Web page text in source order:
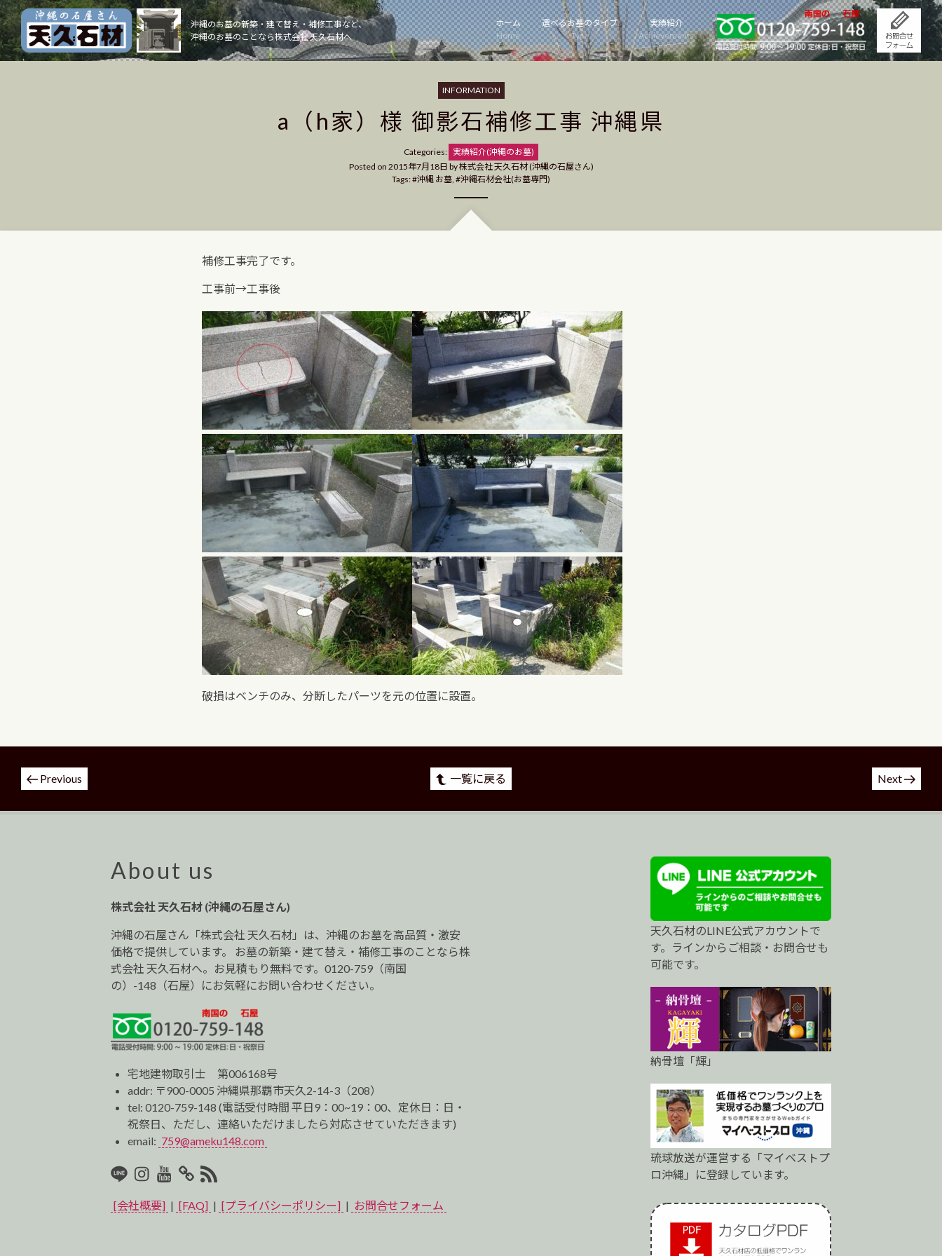
Skip
to
content
沖縄のお墓の新築・建て替え・補修工事など、
沖縄のお墓のことなら株式会社 天久石材へ
ホーム
Home
選べるお墓のタイプ
Type
実績紹介
Achievements
INFORMATION
a（h家）様 御影石補修工事 沖縄県
Categories: Categories
実績紹介(沖縄のお墓)
Posted on 2015年7月18日 by株式会社 天久石材 (沖縄の石屋さん)
Tags: 沖縄 お墓, 沖縄石材会社(お墓専門)
補修工事完了です。
工事前→工事後
破損はベンチのみ、分断したパーツを元の位置に設置。
投
稿
ナ
Previous 一覧に戻る Next
About us
株式会社 天久石材 (沖縄の石屋さん)
沖縄の石屋さん「株式会社 天久石材」は、沖縄のお墓を高品質・激安
価格で提供しています。 お墓の新築・建て替え・補修工事のことなら株
式会社 天久石材へ。お見積もり無料です。0120-759（南国
の）-148（石屋）にお気軽にお問い合わせください。
宅地建物取引士 第006168号
addr: 〒900-0005 沖縄県那覇市天久2-14-3（208）
tel:0120-759-148 (電話受付時間 平日9：00~19：00、定休日：日・
祝祭日、ただし、連絡いただけましたら対応させていただきます)
email: 759@ameku148.com
LINEInstagram
Youtube
マ
イ
RSS2
[会社概要] | [FAQ] | [プライバシーポリシー] | お問合せフォーム
天久石材のLINE公式アカウントで
す。ラインからご相談・お問合せも
可能です。
納骨壇「輝」
琉球放送が運営する「マイベストプ
ロ沖縄」に登録しています。